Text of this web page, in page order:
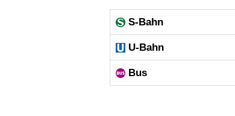
S-Bahn
U-Bahn
Bus